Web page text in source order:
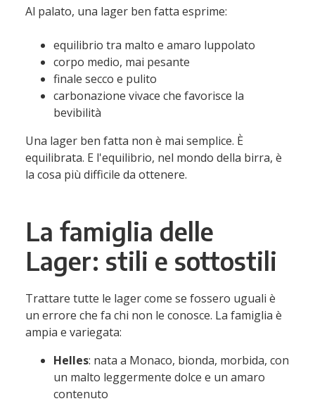
Al palato, una lager ben fatta esprime:
equilibrio tra malto e amaro luppolato
corpo medio, mai pesante
finale secco e pulito
carbonazione vivace che favorisce la
bevibilità
Una lager ben fatta non è mai semplice. È
equilibrata. E l'equilibrio, nel mondo della birra, è
la cosa più difficile da ottenere.
La famiglia delle
Lager: stili e sottostili
Trattare tutte le lager come se fossero uguali è
un errore che fa chi non le conosce. La famiglia è
ampia e variegata:
Helles: nata a Monaco, bionda, morbida, con
un malto leggermente dolce e un amaro
contenuto